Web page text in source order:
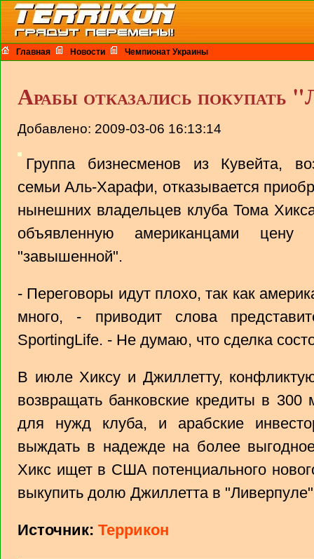
Главная Новости Чемпионат Украины
Арабы отказались покупать
Добавлено: 2009-03-06 16:13:14
Группа бизнесменов из Кувейта,
семьи Аль-Харафи, отказывается
нынешних владельцев клуба Тома
объявленную американцами
"завышенной".
- Переговоры идут плохо, так как
много, - приводит слова
SportingLife. - Не думаю, что сделка
В июле Хиксу и Джиллетту,
возвращать банковские кредиты в
для нужд клуба, и арабские
выждать в надежде на более
Хикс ищет в США потенциального
выкупить долю Джиллетта в
Источник: Террикон